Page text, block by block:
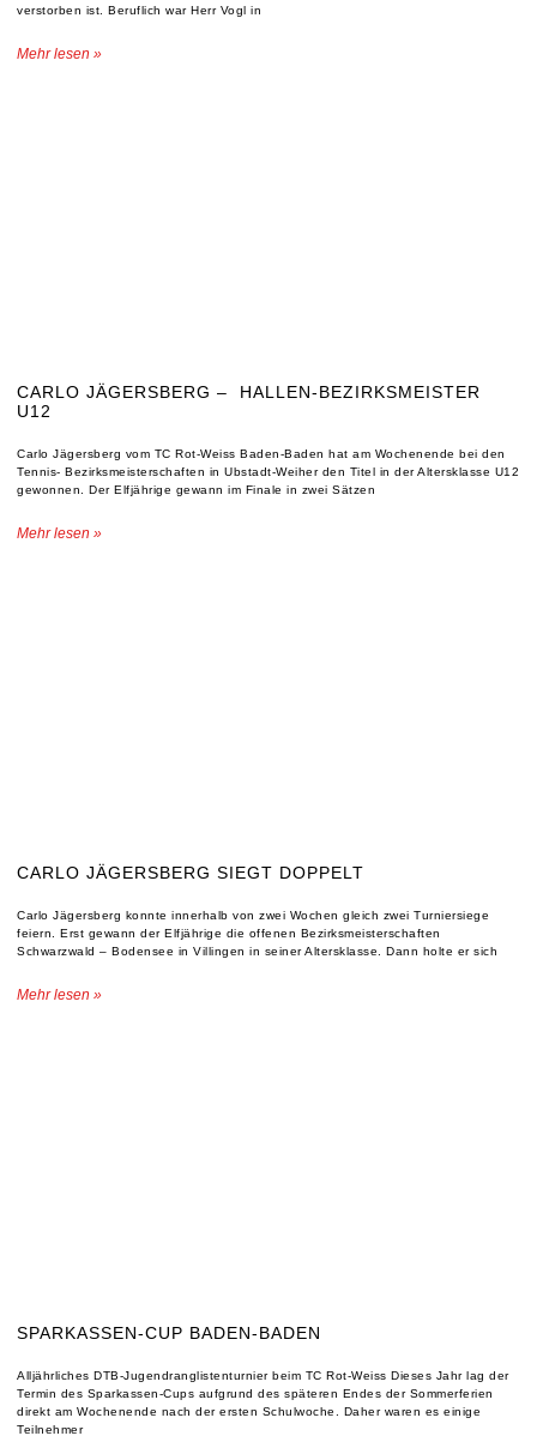
verstorben ist. Beruflich war Herr Vogl in
Mehr lesen »
CARLO JÄGERSBERG – HALLEN-BEZIRKSMEISTER
U12
Carlo Jägersberg vom TC Rot-Weiss Baden-Baden hat am Wochenende bei den
Tennis- Bezirksmeisterschaften in Ubstadt-Weiher den Titel in der Altersklasse U12
gewonnen. Der Elfjährige gewann im Finale in zwei Sätzen
Mehr lesen »
CARLO JÄGERSBERG SIEGT DOPPELT
Carlo Jägersberg konnte innerhalb von zwei Wochen gleich zwei Turniersiege
feiern. Erst gewann der Elfjährige die offenen Bezirksmeisterschaften
Schwarzwald – Bodensee in Villingen in seiner Altersklasse. Dann holte er sich
Mehr lesen »
SPARKASSEN-CUP BADEN-BADEN
Alljährliches DTB-Jugendranglistenturnier beim TC Rot-Weiss Dieses Jahr lag der
Termin des Sparkassen-Cups aufgrund des späteren Endes der Sommerferien
direkt am Wochenende nach der ersten Schulwoche. Daher waren es einige
Teilnehmer